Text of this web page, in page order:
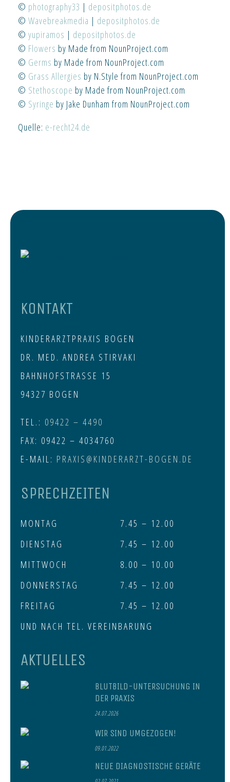
© photography33 | depositphotos.de
© Wavebreakmedia | depositphotos.de
© yupiramos | depositphotos.de
© Flowers by Made from NounProject.com
© Germs by Made from NounProject.com
© Grass Allergies by N.Style from NounProject.com
© Stethoscope by Made from NounProject.com
© Syringe by Jake Dunham from NounProject.com
Quelle: e-recht24.de
KONTAKT
KINDERARZTPRAXIS BOGEN
DR. MED. ANDREA STIRVAKI
BAHNHOFSTRASSE 15
94327 BOGEN
TEL.: 09422 – 4490
FAX: 09422 – 4034760
E-MAIL: PRAXIS@KINDERARZT-BOGEN.DE
SPRECHZEITEN
MONTAG
7.45 – 12.00
DIENSTAG
7.45 – 12.00
MITTWOCH
8.00 – 10.00
DONNERSTAG
7.45 – 12.00
FREITAG
7.45 – 12.00
UND NACH TEL. VEREINBARUNG
AKTUELLES
BLUTBILD-UNTERSUCHUNG IN
DER PRAXIS
24.07.2026
WIR SIND UMGEZOGEN!
09.01.2022
NEUE DIAGNOSTISCHE GERÄTE